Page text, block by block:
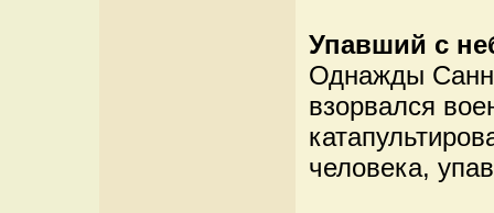
Упавший с
Однажды
взорвался
человека,